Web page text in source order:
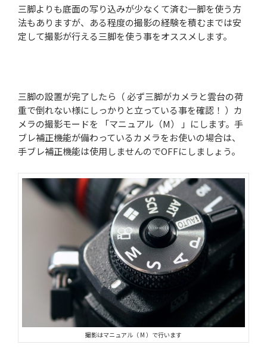
三脚よりも底面の写り込みが少なくて済む一脚を使う方
法もありますが、ある程度の撮影の経験を積むまでは安
定して撮影が行える三脚を使う事をオススメします。
三脚の設置が完了したら（ 必ず三脚がカメラと雲台の荷
重で倒れない様にしっかりと立っている事を確認！ ）カ
メラの撮影モードを 「マニュアル（M） 」にします。手
ブレ補正機能が備わっているカメラをお使いの場合は、
手ブレ補正機能は使用しませんのでOFFにしましょう。
撮影はマニュアル（ M ）で行います